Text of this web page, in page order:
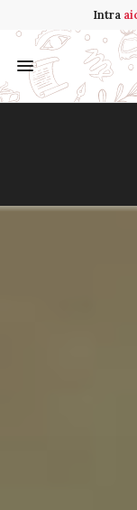
Intra